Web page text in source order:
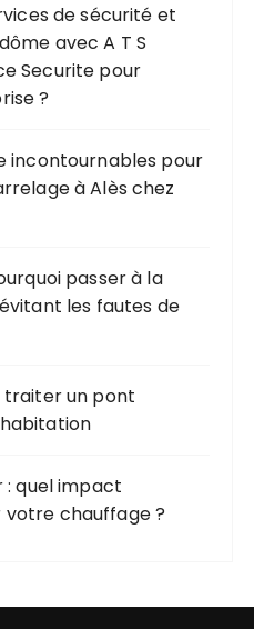
de sécurité et
avec A T S
Securite pour
?
incontournables pour
à Alès chez
passer à la
les fautes de
un pont
: quel impact
chauffage ?